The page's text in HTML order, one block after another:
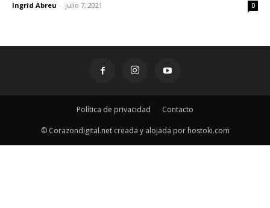
Ingrid Abreu - julio 7, 2021 0
Política de privacidad Contacto
© Corazondigital.net creada y alojada por hostoki.com